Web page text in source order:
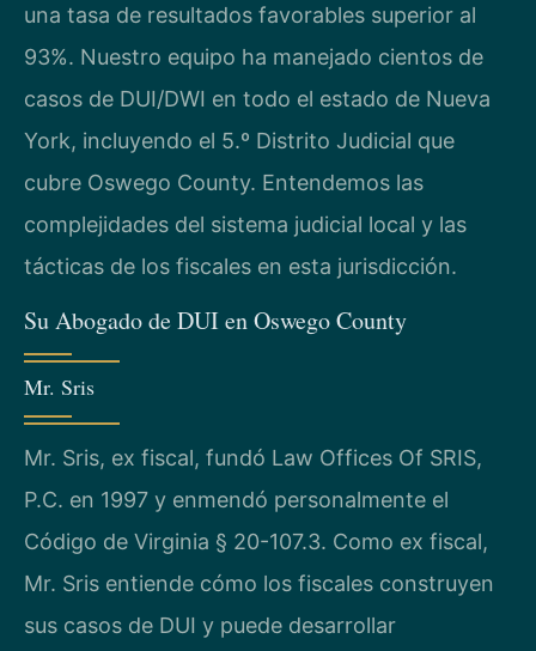
una tasa de resultados favorables superior al
93%. Nuestro equipo ha manejado cientos de
casos de DUI/DWI en todo el estado de Nueva
York, incluyendo el 5.º Distrito Judicial que
cubre Oswego County. Entendemos las
complejidades del sistema judicial local y las
tácticas de los fiscales en esta jurisdicción.
Su Abogado de DUI en Oswego County
Mr. Sris
Mr. Sris, ex fiscal, fundó Law Offices Of SRIS,
P.C. en 1997 y enmendó personalmente el
Código de Virginia § 20-107.3. Como ex fiscal,
Mr. Sris entiende cómo los fiscales construyen
sus casos de DUI y puede desarrollar